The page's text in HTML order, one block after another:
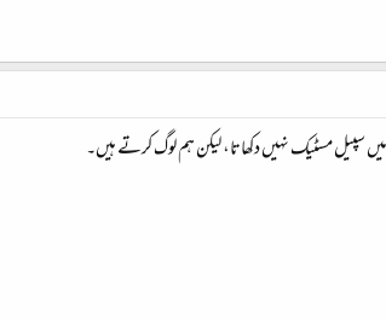
سپیل مسٹیک نہیں دکھاتا، لیکن ہم لوگ کرتے ہیں۔